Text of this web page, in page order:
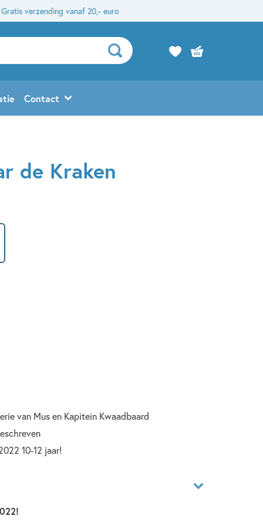
Gratis verzending vanaf 20,- euro
Contact
de Kraken
van Mus en Kapitein Kwaadbaard
10-12 jaar!